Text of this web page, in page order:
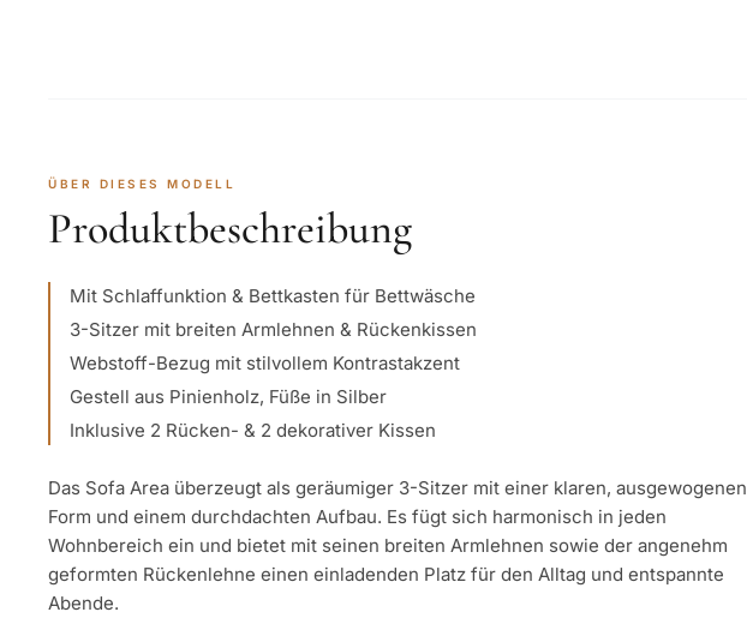
ÜBER DIESES MODELL
Produktbeschreibung
Mit Schlaffunktion & Bettkasten für Bettwäsche
3-Sitzer mit breiten Armlehnen & Rückenkissen
Webstoff-Bezug mit stilvollem Kontrastakzent
Gestell aus Pinienholz, Füße in Silber
Inklusive 2 Rücken- & 2 dekorativer Kissen
Das Sofa Area überzeugt als geräumiger 3-Sitzer mit einer klaren, ausgewogenen
Form und einem durchdachten Aufbau. Es fügt sich harmonisch in jeden
Wohnbereich ein und bietet mit seinen breiten Armlehnen sowie der angenehm
geformten Rückenlehne einen einladenden Platz für den Alltag und entspannte
Abende.